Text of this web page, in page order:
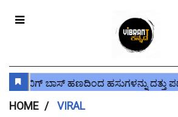
HOME VIRAL